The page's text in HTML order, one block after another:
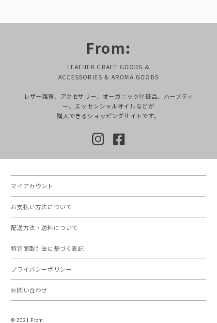
From:
LEATHER CRAFT GOODS &
ACCESSORIES & AROMA GOODS
レザー雑貨、アクセサリー、オーガニック化粧品、ハーブティ
ー、エッセンシャルオイルなどが
購入できるショッピングサイトです。
マイアカウント
お支払い方法について
配送方法・送料について
特定商取引法に基づく表記
プライバシーポリシー
お問い合わせ
© 2021 From: